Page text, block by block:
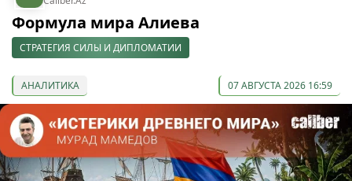
Формула мира Алиева
СТРАТЕГИЯ СИЛЫ И ДИПЛОМАТИИ
АНАЛИТИКА 07 АВГУСТА 2026 16:59